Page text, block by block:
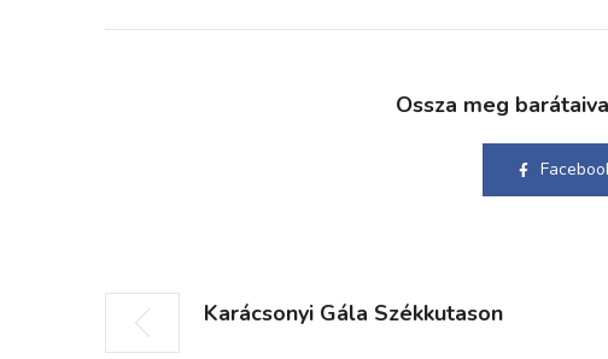
Ossza meg
Karácsonyi Gála Székkutason